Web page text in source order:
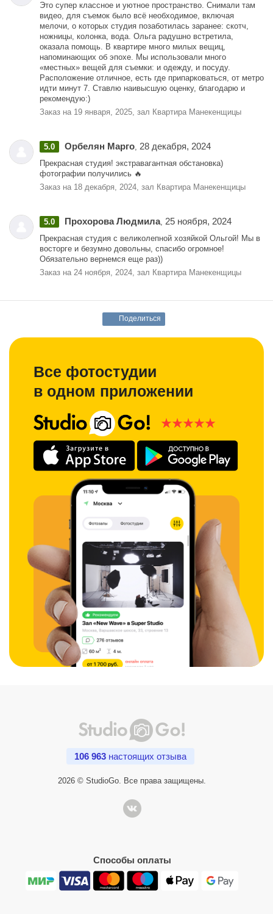
Это супер классное и уютное пространство. Снимали там
видео, для съемок было всё необходимое, включая
мелочи, о которых студия позаботилась заранее: скотч,
ножницы, колонка, вода. Ольга радушно встретила,
оказала помощь. В квартире много милых вещиц,
напоминающих об эпохе. Мы использовали много
«местных» вещей для съемки: и одежду, и посуду.
Расположение отличное, есть где припарковаться, от метро
идти минут 7. Ставлю наивысшую оценку, благодарю и
рекомендую:)
Заказ на 19 января, 2025, зал Квартира Манекенщицы
5.0 Орбелян Марго, 28 декабря, 2024
Прекрасная студия! экстравагантная обстановка)
фотографии получились 🔥
Заказ на 18 декабря, 2024, зал Квартира Манекенщицы
5.0 Прохорова Людмила, 25 ноября, 2024
Прекрасная студия с великолепной хозяйкой Ольгой! Мы в
восторге и безумно довольны, спасибо огромное!
Обязательно вернемся еще раз))
Заказ на 24 ноября, 2024, зал Квартира Манекенщицы
Поделиться
Все фотостудии
в одном приложении
106 963 настоящих отзыва
2026 © StudioGo. Все права защищены.
Способы оплаты